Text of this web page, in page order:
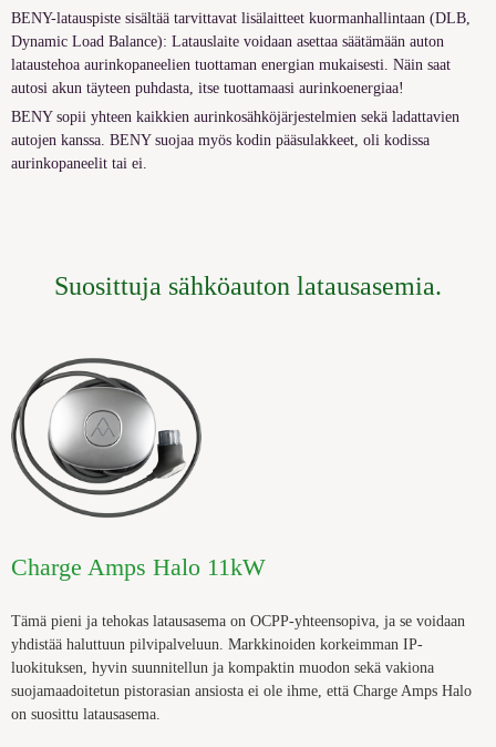
BENY-latauspiste sisältää tarvittavat lisälaitteet kuormanhallintaan (DLB,
Dynamic Load Balance): Latauslaite voidaan asettaa säätämään auton
lataustehoa aurinkopaneelien tuottaman energian mukaisesti. Näin saat
autosi akun täyteen puhdasta, itse tuottamaasi aurinkoenergiaa!
BENY sopii yhteen kaikkien aurinkosähköjärjestelmien sekä ladattavien
autojen kanssa. BENY suojaa myös kodin pääsulakkeet, oli kodissa
aurinkopaneelit tai ei.
Suosittuja sähköauton latausasemia.
Charge Amps Halo 11kW
Tämä pieni ja tehokas latausasema on OCPP-yhteensopiva, ja se voidaan
yhdistää haluttuun pilvipalveluun. Markkinoiden korkeimman IP-
luokituksen, hyvin suunnitellun ja kompaktin muodon sekä vakiona
suojamaadoitetun pistorasian ansiosta ei ole ihme, että Charge Amps Halo
on suosittu latausasema.